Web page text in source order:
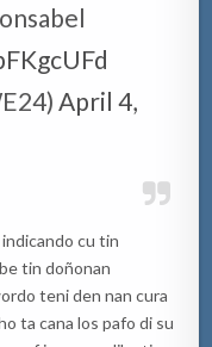
April 4,
cu tin
tin doñonan
teni den nan cura
ta cana los pafo di su